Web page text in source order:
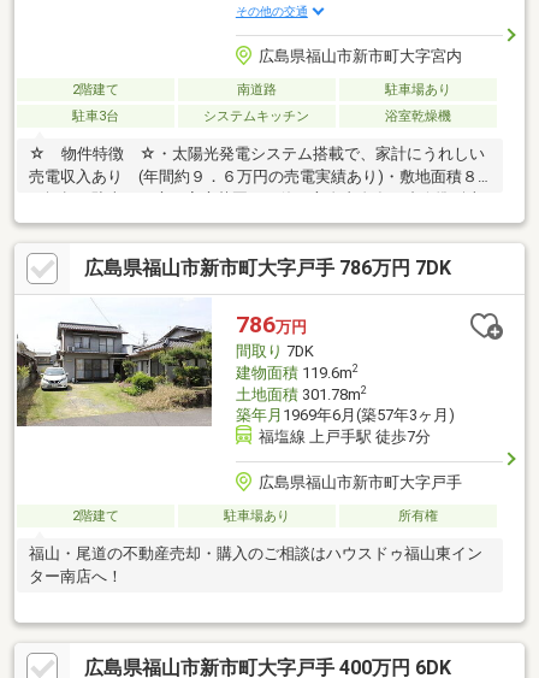
その他の交通
広島県福山市新市町大字宮内
2階建て 南道路
駐車場あり
駐車3台
システムキッチン 浴室乾燥機
☆ 物件特徴 ☆・太陽光発電システム搭載で、家計にうれしい
売電収入あり (年間約９．６万円の売電実績あり)・敷地面積８
０坪超！駐車・お庭・家庭菜園など使い方自由自在・省令準耐火
構造採用・カーポート付きで雨の日の乗り降りも快適・２０畳用
エアコン付きで、入居後すぐ快適生活・全居室収納＋ウォークイ
ンクローゼット＋シューズＩＣ付きで収納充実・食器洗い乾燥機
付きで毎日の家事負担も軽く・浴室乾燥暖房機付き、雨の日のお
洗濯にも便利・タッチキー採用で、荷物が多い日もスムーズに施
錠・開錠可能・複層ガラス・Ｌｏｗ－Ｅガラス採用で断熱性にも
配慮☆ 周辺環境 ☆・網引小学校：徒歩15分
広島県福山市新市町大字戸手 786万円 7DK
786万円
間取り 7DK
建物面積119.6m2
土地面積301.78m2
築年月 1969年6月(築57年3ヶ月)
福塩線 上戸手駅 徒歩7分
広島県福山市新市町大字戸手
2階建て 駐車場あり 所有権
福山・尾道の不動産売却・購入のご相談はハウスドゥ福山東イン
ター南店へ！
広島県福山市新市町大字戸手 400万円 6DK